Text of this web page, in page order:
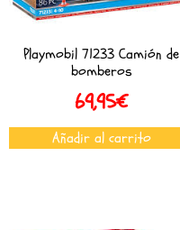
Playmobil 71233 Camión de
bomberos
69,95€
Añadir al carrito